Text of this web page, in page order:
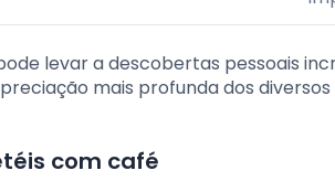
levar a descobertas pessoais
mais profunda dos
com café